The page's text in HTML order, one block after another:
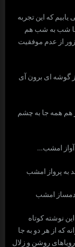
که این تجربه
اما شب به شب هم
از عدم موفقیت
گوشه ای برون آی
هم همه جا به چشم
آواز امشب…
پرواز امشب
دمساز امشب
نوشته کوتاه
که از هر دو به جا
روشن و زلال